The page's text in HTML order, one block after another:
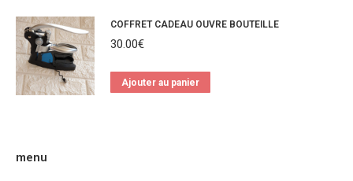
COFFRET CADEAU OUVRE BOUTEILLE
30.00€
Ajouter au panier
menu